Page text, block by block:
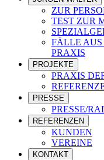
ZUR
TEST ZUR
FÄLLE AUS
PRAXIS
PROJEKTE
PRAXIS
PRESSE
PRESSE/
REFERENZEN
KUNDEN
VEREINE
KONTAKT